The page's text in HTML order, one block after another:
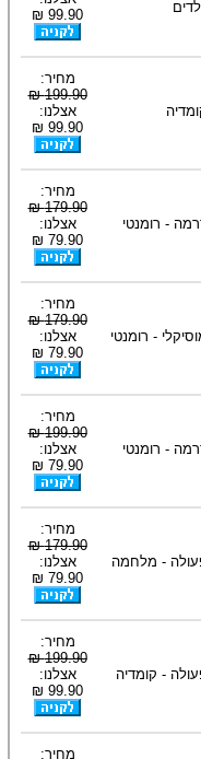
99.90 ₪
מחיר:
199.90 ₪
אצלנו:
99.90 ₪
- רומנטי
מחיר:
179.90 ₪
אצלנו:
79.90 ₪
- רומנטי
מחיר:
179.90 ₪
אצלנו:
79.90 ₪
- רומנטי
מחיר:
199.90 ₪
אצלנו:
79.90 ₪
- מלחמה
מחיר:
179.90 ₪
אצלנו:
79.90 ₪
- קומדיה
מחיר:
199.90 ₪
אצלנו:
99.90 ₪
מחיר: